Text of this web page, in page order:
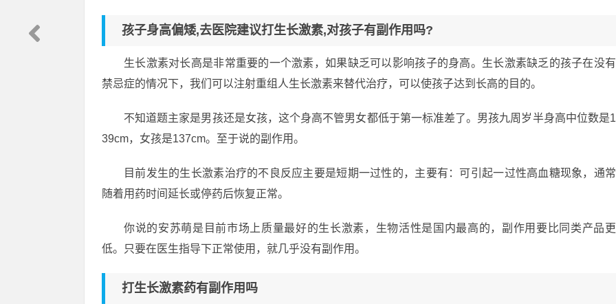
孩子身高偏矮,去医院建议打生长激素,对孩子有副作用吗?
生长激素对长高是非常重要的一个激素，如果缺乏可以影响孩子的身高。生长激素缺乏的孩子在没有
禁忌症的情况下，我们可以注射重组人生长激素来替代治疗，可以使孩子达到长高的目的。
不知道题主家是男孩还是女孩，这个身高不管男女都低于第一标准差了。男孩九周岁半身高中位数是1
39cm，女孩是137cm。至于说的副作用。
目前发生的生长激素治疗的不良反应主要是短期一过性的，主要有：可引起一过性高血糖现象，通常
随着用药时间延长或停药后恢复正常。
你说的安苏萌是目前市场上质量最好的生长激素，生物活性是国内最高的，副作用要比同类产品更
低。只要在医生指导下正常使用，就几乎没有副作用。
打生长激素药有副作用吗